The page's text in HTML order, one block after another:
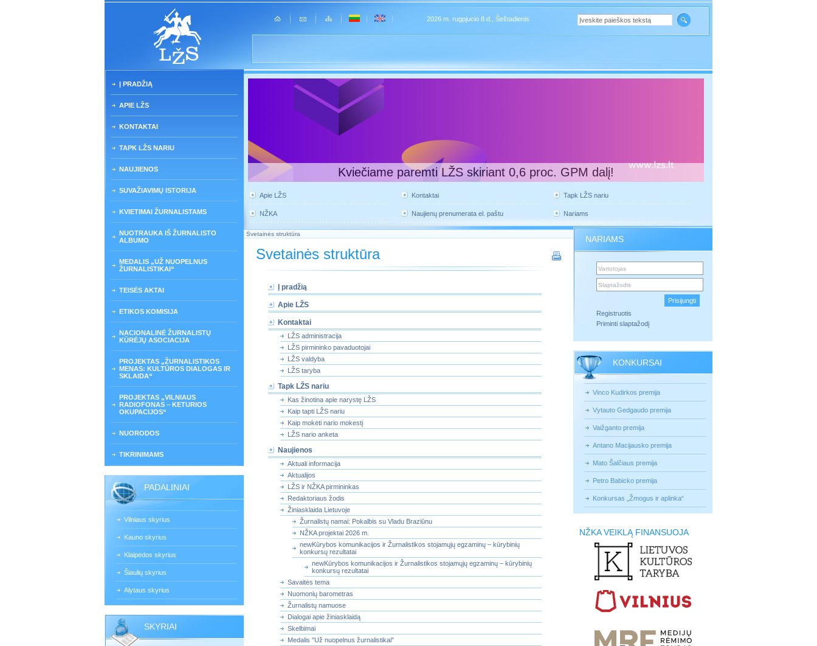
2026 m. rugpjucio 8 d., Šeštadienis
Į PRADŽIĄ
APIE LŽS
KONTAKTAI
TAPK LŽS NARIU
NAUJIENOS
SUVAŽIAVIMŲ ISTORIJA
KVIETIMAI ŽURNALISTAMS
NUOTRAUKA IŠ ŽURNALISTO
ALBUMO
MEDALIS „UŽ NUOPELNUS
ŽURNALISTIKAI“
TEISĖS AKTAI
ETIKOS KOMISIJA
NACIONALINĖ ŽURNALISTŲ
KŪRĖJŲ ASOCIACIJA
PROJEKTAS „ŽURNALISTIKOS
MENAS: KULTŪROS DIALOGAS IR
SKLAIDA“
PROJEKTAS „VILNIAUS
RADIOFONAS – KETURIOS
OKUPACIJOS“
NUORODOS
TIKRINIMAMS
PADALINIAI
Vilniaus skyrius
Kauno skyrius
Klaipėdos skyrius
Šiaulių skyrius
Alytaus skyrius
SKYRIAI
Kviečiame paremti LŽS skiriant 0,6 proc. GPM dalį!
Apie LŽS Kontaktai Tapk LŽS nariu
NŽKA Naujienų prenumerata el. paštu Nariams
Svetainės struktūra
Svetainės struktūra
Į pradžią
Apie LŽS
Kontaktai
LŽS administracija
LŽS pirmininko pavaduotojai
LŽS valdyba
LŽS taryba
Tapk LŽS nariu
Kas žinotina apie narystę LŽS
Kaip tapti LŽS nariu
Kaip mokėti nario mokestį
LŽS nario anketa
Naujienos
Aktuali informacija
Aktualijos
LŽS ir NŽKA pirmininkas
Redaktoriaus žodis
Žiniasklaida Lietuvoje
Žurnalistų namai: Pokalbis su Vladu Braziūnu
NŽKA projektai 2026 m.
newKūrybos komunikacijos ir Žurnalistikos stojamųjų egzaminų – kūrybinių
konkursų rezultatai
newKūrybos komunikacijos ir Žurnalistikos stojamųjų egzaminų – kūrybinių
konkursų rezultatai
Savaitės tema
Nuomonių barometras
Žurnalistų namuose
Dialogai apie žiniasklaidą
Skelbimai
Medalis "Už nuopelnus žurnalistikai"
NARIAMS
Registruotis
Priminti slaptažodį
KONKURSAI
Vinco Kudirkos premija
Vytauto Gedgaudo premija
Vaižganto premija
Antano Macijausko premija
Mato Šalčiaus premija
Petro Babicko premija
Konkursas „Žmogus ir aplinka“
NŽKA VEIKLĄ FINANSUOJA